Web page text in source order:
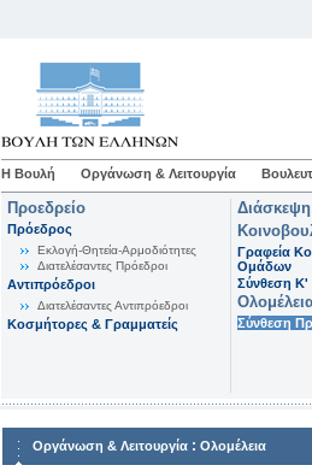
Η Βουλή Οργάνωση & Λειτουργία
Προεδρείο
Πρόεδρος
Εκλογή-Θητεία-Αρμοδιότητες
Διατελέσαντες Πρόεδροι
Αντιπρόεδροι
Διατελέσαντες Αντιπρόεδροι
Κοσμήτορες & Γραμματείς
Γραφεία
Ομάδων
Σύνθεση K'
Σύνθεση
Οργάνωση & Λειτουργία : Ολομέλεια